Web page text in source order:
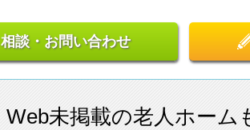
相談・お問い合わせ
Web未掲載の老人ホーム